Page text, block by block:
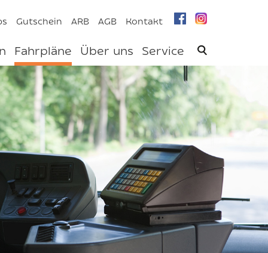
Gutschein ARB AGB Kontakt
Fahrpläne Über uns Service